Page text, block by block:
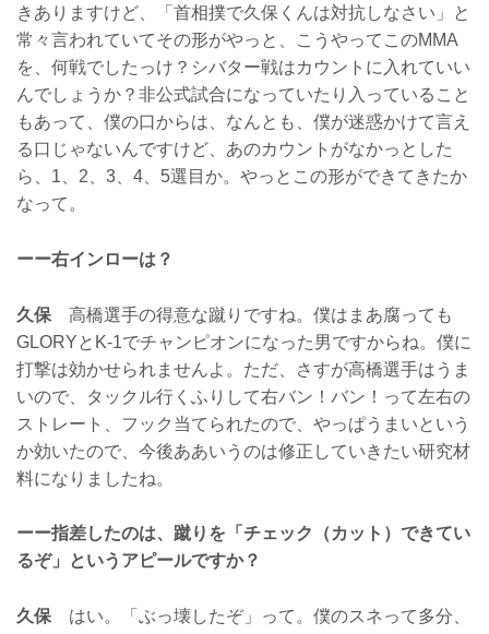
きありますけど、「首相撲で久保くんは対抗しなさい」と
常々言われていてその形がやっと、こうやってこのMMA
を、何戦でしたっけ？シバター戦はカウントに入れていい
んでしょうか？非公式試合になっていたり入っていること
もあって、僕の口からは、なんとも、僕が迷惑かけて言え
る口じゃないんですけど、あのカウントがなかっとした
ら、1、2、3、4、5選目か。やっとこの形ができてきたか
なって。
ーー右インローは？
久保 高橋選手の得意な蹴りですね。僕はまあ腐っても
GLORYとK-1でチャンピオンになった男ですからね。僕に
打撃は効かせられませんよ。ただ、さすが高橋選手はうま
いので、タックル行くふりして右バン！バン！って左右の
ストレート、フック当てられたので、やっぱうまいという
か効いたので、今後ああいうのは修正していきたい研究材
料になりましたね。
ーー指差したのは、蹴りを「チェック（カット）できてい
るぞ」というアピールですか？
久保 はい。「ぶっ壊したぞ」って。僕のスネって多分、